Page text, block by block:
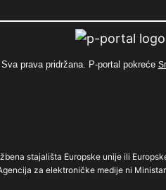
prava pridržana. P-portal pokreće
stajališta Europske unije ili
za elektroničke medije ni